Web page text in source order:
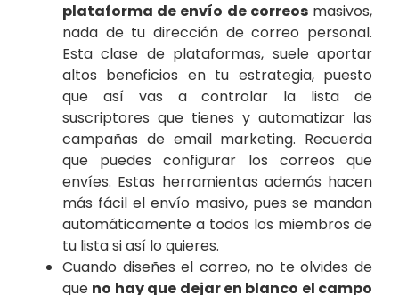
plataforma de envío de correosmasivos,
nada de tu dirección de correo personal.
Esta clase de plataformas, suele aportar
altos beneficios en tu estrategia, puesto
que así vas a controlar la lista de
suscriptores que tienes y automatizar las
campañas de email marketing. Recuerda
que puedes configurar los correos que
envíes. Estas herramientas además hacen
más fácil el envío masivo, pues se mandan
automáticamente a todos los miembros de
tu lista si así lo quieres.
Cuando diseñes el correo, no te olvides de
que no hay que dejar en blanco el campo